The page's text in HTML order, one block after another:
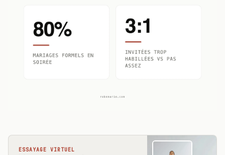
ESSAYAGE VIRTUEL